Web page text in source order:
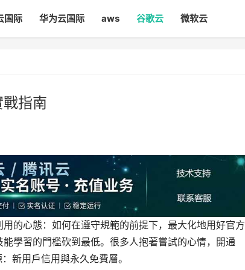
国际 华为云国际 aws 谷歌云 微软云
指南
的心態：如何在遵守規範的前提下，最大化地用好官
學習的門檻砍到最低。很多人抱著嘗試的心情，開通
新用戶信用與永久免費層。